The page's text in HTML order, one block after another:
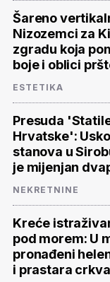
Šareno
Nizozemci za
zgradu koja
boje i oblici
ESTETIKA
Presuda
Hrvatske':
stanova u
je mijenjan
NEKRETNINE
Kreće
pod morem: U
pronađeni
i prastara crkva